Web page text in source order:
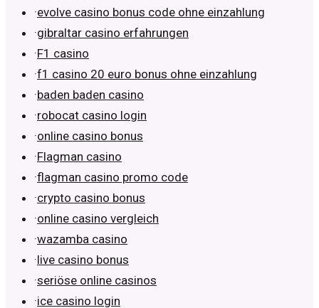
·evolve casino bonus code ohne einzahlung
·gibraltar casino erfahrungen
·F1 casino
·f1 casino 20 euro bonus ohne einzahlung
·baden baden casino
·robocat casino login
·online casino bonus
·Flagman casino
·flagman casino promo code
·crypto casino bonus
·online casino vergleich
·wazamba casino
·live casino bonus
·seriöse online casinos
·ice casino login